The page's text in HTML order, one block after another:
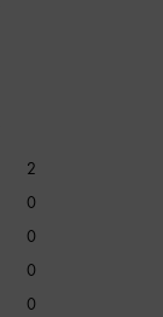
2
0
0
0
0